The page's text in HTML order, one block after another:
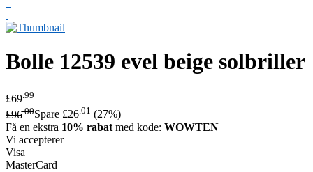
Bolle 12539 evel beige solbriller
£69 .99
£96.00Spare £26.01 (27%)
Få en ekstra 10% rabat med kode: WOWTEN
Vi accepterer
Visa
MasterCard